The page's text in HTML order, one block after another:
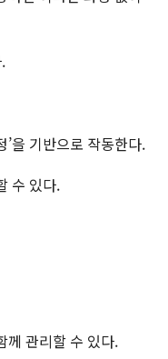
’을 기반으로 작동한다.
수 있다.
께 관리할 수 있다.